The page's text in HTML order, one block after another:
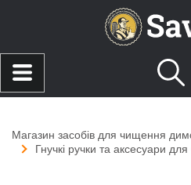
Магазин засобів для чищення
Гнучкі ручки та аксесуари